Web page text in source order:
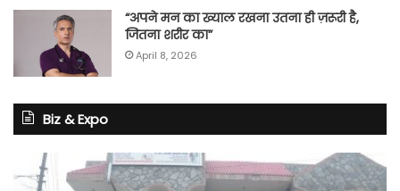
“अपने मन का ख्याल रखना उतना ही ज़रूरी है,
जितना शरीर का”
April 8, 2026
Biz & Expo